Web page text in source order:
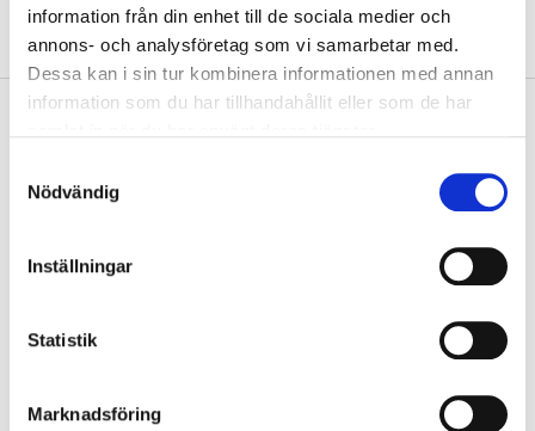
information från din enhet till de sociala medier och
annons- och analysföretag som vi samarbetar med.
Dessa kan i sin tur kombinera informationen med annan
information som du har tillhandahållit eller som de har
Nödvändig
Inställningar
Statistik
Marknadsföring
About the manufacturer
Pay & Collect in your local store within 2 hours! For more information
Other customers also bought